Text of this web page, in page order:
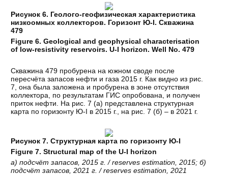
Рисунок 6. Геолого-геофизическая характеристика
низкоомных коллекторов. Горизонт Ю-I. Скважина
479
Figure 6. Geological and geophysical characterisation
of low-resistivity reservoirs. U-I horizon. Well No. 479
Скважина 479 пробурена на южном своде после
пересчёта запасов нефти и газа 2015 г. Как видно из рис.
7, она была заложена и пробурена в зоне отсутствия
коллектора, по результатам ГИС опробована, и получен
приток нефти. На рис. 7 (а) представлена структурная
карта по горизонту Ю-I в 2015 г., на рис. 7 (б) – в 2021 г.
Рисунок 7. Структурная карта по горизонту Ю-I
Figure 7. Structural map of the U-I horizon
а)подсчёт запасов , 2015г . / reserves estimation, 2015;б)
подсчёт запасов , 2021г . / reserves estimation, 2021